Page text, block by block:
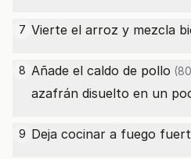
7 Vierte el arroz y mezcla
8 Añade el caldo de pollo
azafrán disuelto en un
9 Deja cocinar a fuego